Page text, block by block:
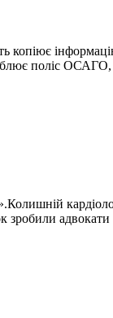
копіює
поліс